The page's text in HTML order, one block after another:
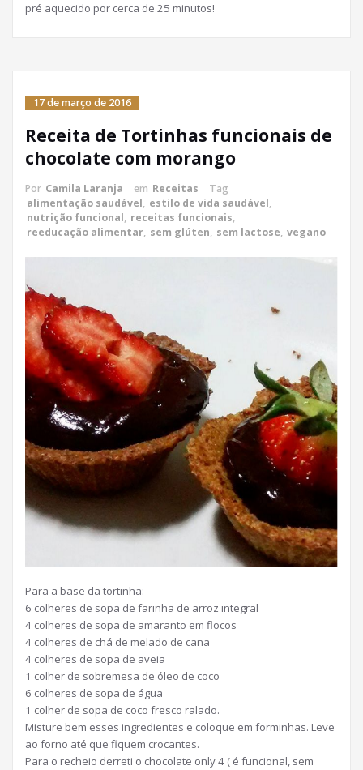
pré aquecido por cerca de 25 minutos!
17 de março de 2016
Receita de Tortinhas funcionais de
chocolate com morango
Por Camila Laranja em Receitas
Tag
alimentação saudável, estilo de vida saudável,
nutrição funcional, receitas funcionais,
reeducação alimentar, sem glúten, sem lactose, vegano
Para a base da tortinha:
6 colheres de sopa de farinha de arroz integral
4 colheres de sopa de amaranto em flocos
4 colheres de chá de melado de cana
4 colheres de sopa de aveia
1 colher de sobremesa de óleo de coco
6 colheres de sopa de água
1 colher de sopa de coco fresco ralado.
Misture bem esses ingredientes e coloque em forminhas. Leve
ao forno até que fiquem crocantes.
Para o recheio derreti o chocolate only 4 ( é funcional, sem